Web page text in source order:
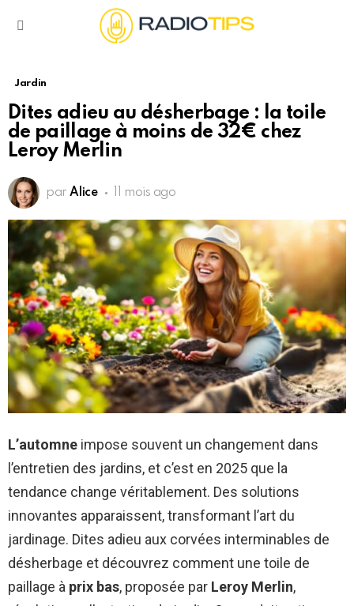
Jardin
Dites adieu au désherbage : la toile
de paillage à moins de 32€ chez
Leroy Merlin
par Alice 11 mois ago
L’automne impose souvent un changement dans
l’entretien des jardins, et c’est en 2025 que la
tendance change véritablement. Des solutions
innovantes apparaissent, transformant l’art du
jardinage. Dites adieu aux corvées interminables de
désherbage et découvrez comment une toile de
paillage à prix bas, proposée par Leroy Merlin,